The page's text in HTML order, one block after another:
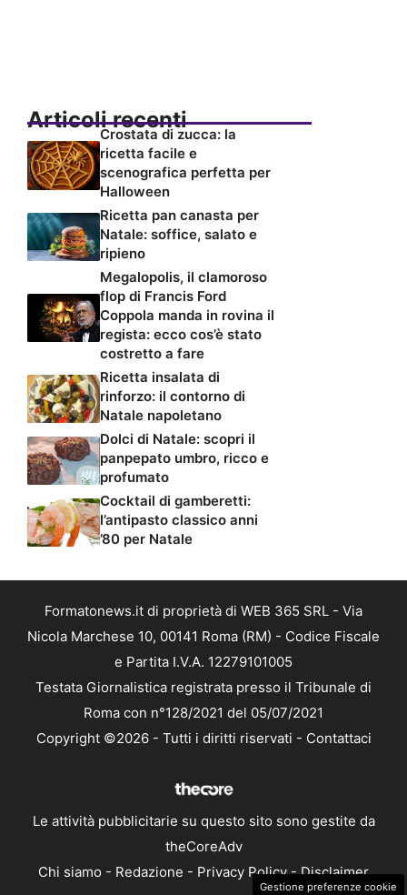
Articoli recenti
Crostata di zucca: la
ricetta facile e
scenografica perfetta per
Halloween
Ricetta pan canasta per
Natale: soffice, salato e
ripieno
Megalopolis, il clamoroso
flop di Francis Ford
Coppola manda in rovina il
regista: ecco cos’è stato
costretto a fare
Ricetta insalata di
rinforzo: il contorno di
Natale napoletano
Dolci di Natale: scopri il
panpepato umbro, ricco e
profumato
Cocktail di gamberetti:
l’antipasto classico anni
’80 per Natale
Formatonews.it di proprietà di WEB 365 SRL - Via
Nicola Marchese 10, 00141 Roma (RM) - Codice Fiscale
e Partita I.V.A. 12279101005
Testata Giornalistica registrata presso il Tribunale di
Roma con n°128/2021 del 05/07/2021
Copyright ©2026 - Tutti i diritti riservati - Contattaci
Le attività pubblicitarie su questo sito sono gestite da
theCoreAdv
Chi siamo - Redazione - Privacy Policy-Disclaimer
Gestione preferenze cookie